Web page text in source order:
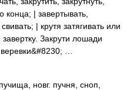
конца; | завертывать,
| крутя затягивать или
завертку. Закрути лошади
…
новг. пучня, сноп,